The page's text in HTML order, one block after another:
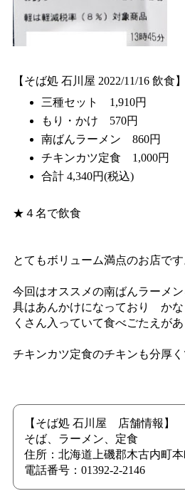
【そば処 石川屋 2022/11/16 飲食】
三種セット 1,910円
もり・かけ 570円
南ばんラーメン 860円
チキンカツ定食 1,000円
合計 4,340円(税込)
★４名で飲食
とてもボリューム満点のお店です
今回はオススメの南ばんラーメン
具はあんかけになっており かな
くさん入っていて食べごたえがあ
チキンカツ定食のチキンも分厚く
【そば処 石川屋 店舗情報】
そば、ラーメン、定食
住所：北海道上磯郡木古内町本
電話番号：01392-2-2146